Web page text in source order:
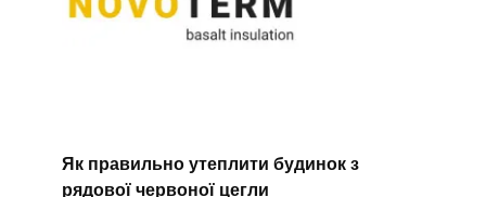
Як правильно утеплити будинок з
рядової червоної цегли